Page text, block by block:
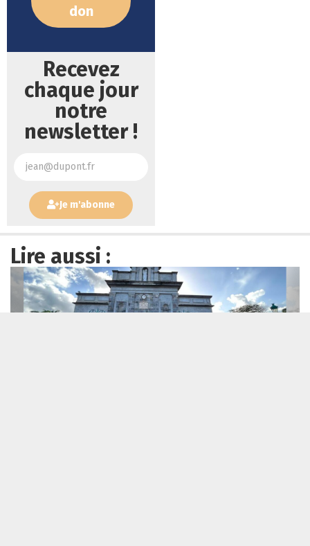
don
Recevez
chaque jour
notre
newsletter !
Je m'abonne
Lire aussi :